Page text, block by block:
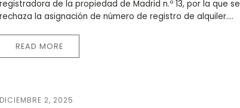
registradora de la propiedad de Madrid n.º 13, por la que se
rechaza la asignación de número de registro de alquiler....
READ MORE
DICIEMBRE 2, 2025